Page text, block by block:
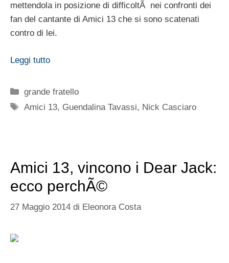
mettendola in posizione di difficoltÃ nei confronti dei
fan del cantante di Amici 13 che si sono scatenati
contro di lei.
Leggi tutto
Categorie
grande fratello
Tag
Amici 13, Guendalina Tavassi, Nick Casciaro
Amici 13, vincono i Dear Jack:
ecco perchÃ©
27 Maggio 2014 di Eleonora Costa